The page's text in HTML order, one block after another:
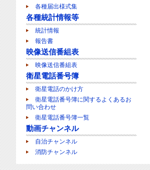
各種届出様式集
各種統計情報等
統計情報
報告書
映像送信番組表
映像送信番組表
衛星電話番号簿
衛星電話のかけ方
衛星電話番号簿に関するよくあるお
問い合わせ
衛星電話番号簿一覧
動画チャンネル
自治チャンネル
消防チャンネル